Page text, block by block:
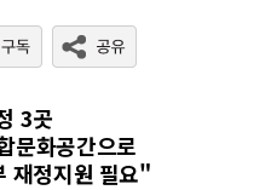
3곳
문화공간으로
재정지원 필요"